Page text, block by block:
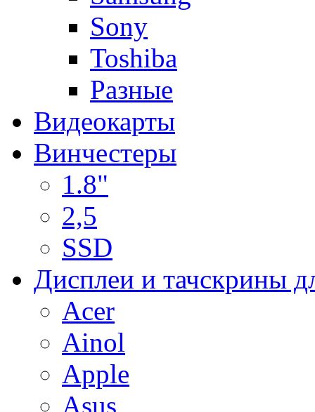
Sony
Toshiba
Разные
Видеокарты
Винчестеры
1.8"
2,5
SSD
Дисплеи и тачскрины
Acer
Ainol
Apple
Asus